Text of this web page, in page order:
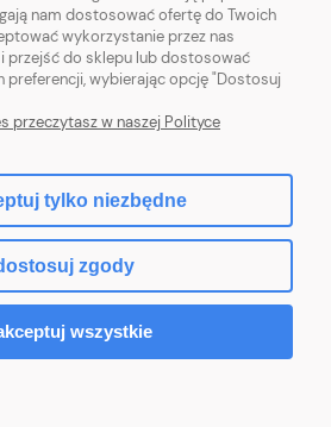
457 Kraków, woj. małopolskie | E-mail:
120911970
internetowy Shoper.pl
nam dostosować ofertę do Twoich
wykorzystanie przez nas
przejść do sklepu lub dostosować
preferencji, wybierając opcję "Dostosuj
przeczytasz w naszej Polityce
tylko niezbędne
zgody
wszystkie